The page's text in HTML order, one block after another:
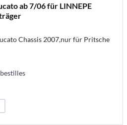
ab 7/06 für LINNEPE
Chassis 2007,nur für Pritsche